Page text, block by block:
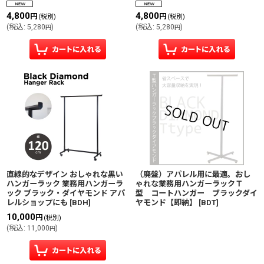
4,800円 (税別)
(税込: 5,280 円)
4,800円 (税別)
(税込: 5,280 円)
直線的なデザイン おしゃれな黒い
ハンガーラック 業務用ハンガーラ
ック ブラック・ダイヤモンド アパ
レルショップにも [BDH]
10,000円 (税別)
(税込: 11,000 円)
（廃盤）アパレル用に最適。おし
ゃれな業務用ハンガーラックＴ
型 コートハンガー ブラックダイ
ヤモンド【即納】
[BDT]